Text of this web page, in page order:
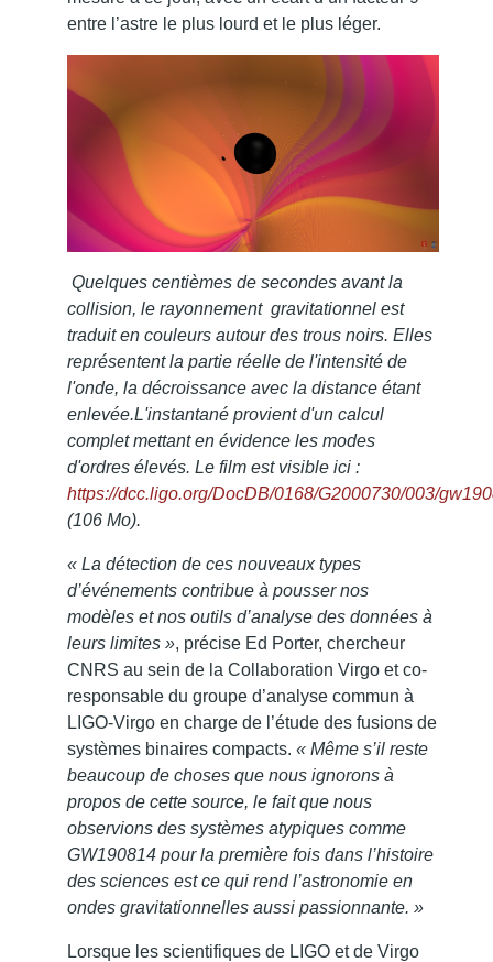
entre l’astre le plus lourd et le plus léger.
Quelques centièmes de secondes avant la
collision, le rayonnement gravitationnel est
traduit en couleurs autour des trous noirs. Elles
représentent la partie réelle de l'intensité de
l'onde, la décroissance avec la distance étant
enlevée.L'instantané provient d'un calcul
complet mettant en évidence les modes
d'ordres élevés. Le film est visible ici :
https://dcc.ligo.org/DocDB/0168/G2000730/003/
(106 Mo).
« La détection de ces nouveaux types
d’événements contribue à pousser nos
modèles et nos outils d’analyse des données à
leurs limites », précise Ed Porter, chercheur
CNRS au sein de la Collaboration Virgo et co-
responsable du groupe d’analyse commun à
LIGO-Virgo en charge de l’étude des fusions de
systèmes binaires compacts. « Même s’il reste
beaucoup de choses que nous ignorons à
propos de cette source, le fait que nous
observions des systèmes atypiques comme
GW190814 pour la première fois dans l’histoire
des sciences est ce qui rend l’astronomie en
ondes gravitationnelles aussi passionnante. »
Lorsque les scientifiques de LIGO et de Virgo